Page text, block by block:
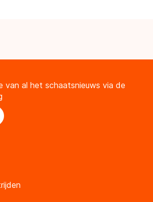
van al het schaatsnieuws via de